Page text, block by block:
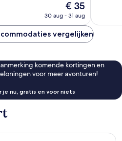
De
prijs
€ 35
€ 35
30 aug - 31 aug
vergelijken
komende kortingen en
voor meer avonturen!
je nu, gratis en voor niets